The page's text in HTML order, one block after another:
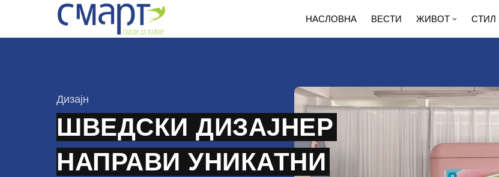
НАСЛОВНА ВЕСТИ ЖИВОТ СТИЛ
КАтегорија
Дизајн
ШВЕДСКИ ДИЗАЈНЕР
НАПРАВИ УНИКАТНИ